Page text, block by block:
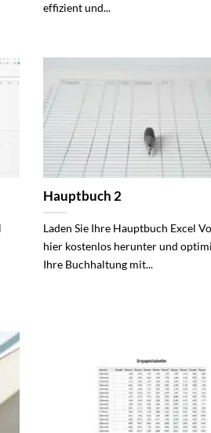
effizient und...
Hauptbuch 2
Laden Sie Ihre Hauptbuch Excel
hier kostenlos herunter und
Ihre Buchhaltung mit...